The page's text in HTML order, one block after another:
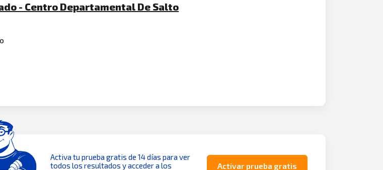
- Centro Departamental De Salto
Activa tu prueba gratis de 14 días para ver
todos los resultados y acceder a los
Activar prueba gratis